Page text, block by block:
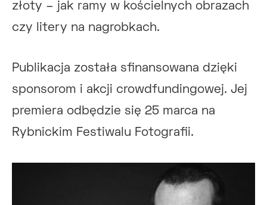
złoty – jak ramy w kościelnych obrazach
czy litery na nagrobkach.
Publikacja została sfinansowana dzięki
sponsorom i akcji crowdfundingowej. Jej
premiera odbędzie się 25 marca na
Rybnickim Festiwalu Fotografii.